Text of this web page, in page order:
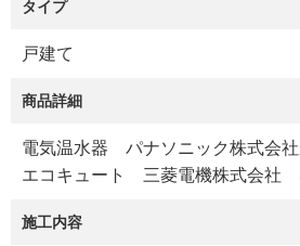
タイプ
戸建て
商品詳細
電気温水器 パナソニック株式会社
エコキュート 三菱電機株式会社
施工内容